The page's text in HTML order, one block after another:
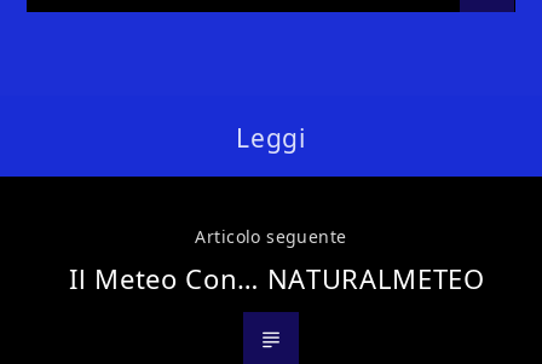
Leggi
Articolo seguente
Il Meteo Con… NATURALMETEO